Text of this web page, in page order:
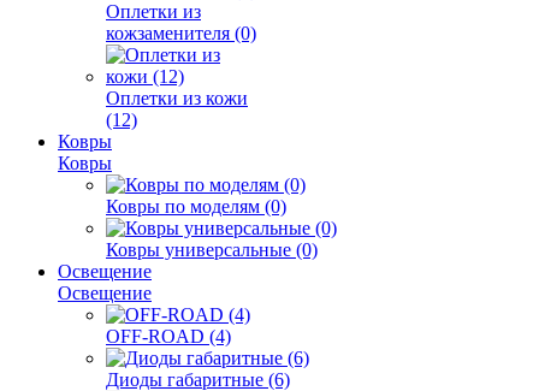
Оплетки из
кожзаменителя (0)
Оплетки из кожи
(12)
Ковры
Ковры
Ковры по моделям (0)
Ковры универсальные (0)
Освещение
Освещение
OFF-ROAD (4)
Диоды габаритные (6)